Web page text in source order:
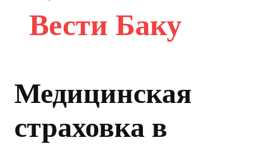
Вести Баку
Медицинская
страховка в